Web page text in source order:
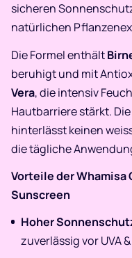
sicheren
natürlichen
Die Formel enthält
beruhigt und mit
Vera, die intensiv
Hautbarriere stärkt.
hinterlässt keinen
die tägliche
Vorteile der Whamisa
Sunscreen
Hoher
zuverlässig vor UVA &